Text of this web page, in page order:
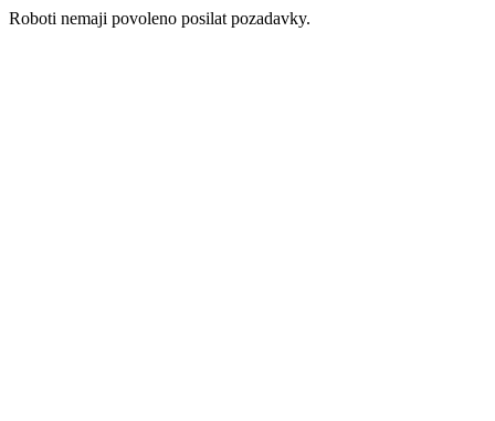
Roboti nemaji povoleno posilat pozadavky.